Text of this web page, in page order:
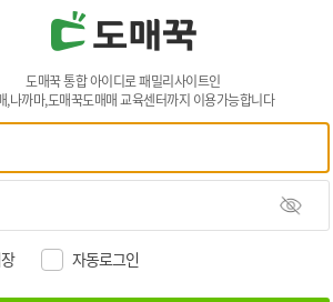
도매꾹 통합 아이디로 패밀리사이트인
,나까마,도매꾹도매매 교육센터까지 이용가능합니다
자동로그인